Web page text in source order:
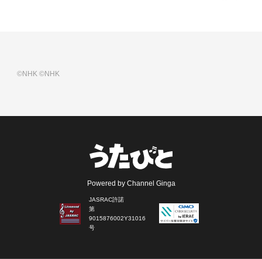
©NHK©NHK
Powered by Channel Ginga
JASRAC許諾
第
9015876002Y31016
号